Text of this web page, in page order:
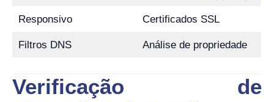
Responsivo Certificados SSL
Filtros DNS Análise de propriedade
Verificação de